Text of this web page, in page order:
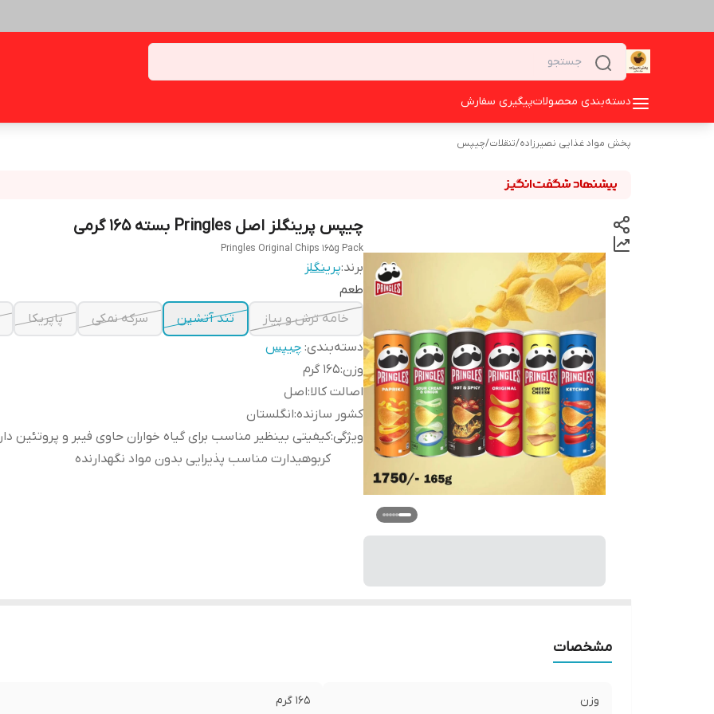
دسته‌بندی محصولاتپیگیری سفارش
پخش مواد غذایی نصیرزاده/تنقلات/چیپس
چیپس پرینگلز اصل Pringles بسته 165 گرمی
Pringles Original Chips 165g Pack
برند:پرینگلز
طعم
خامه ترش و پیاز
تند آتشین سرکه نمکی
پاپریکا
دسته‌بندی: چیپس
وزن:165 گرم
اصالت کالا:اصل
کشور سازنده:انگلستان
ویژگی:کیفیتی بینظیر مناسب برای گیاه خواران حاوی فیبر و پروتئین
کربوهیدارت مناسب پذیرایی بدون مواد نگهدارنده
مشخصات
وزن 165 گرم